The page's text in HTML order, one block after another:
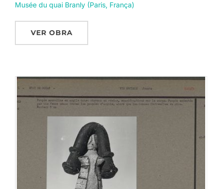
Musée du quai Branly (Paris, França)
VER OBRA